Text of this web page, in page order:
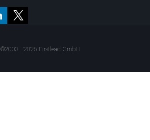
©2003 - 2026 Firstlead GmbH